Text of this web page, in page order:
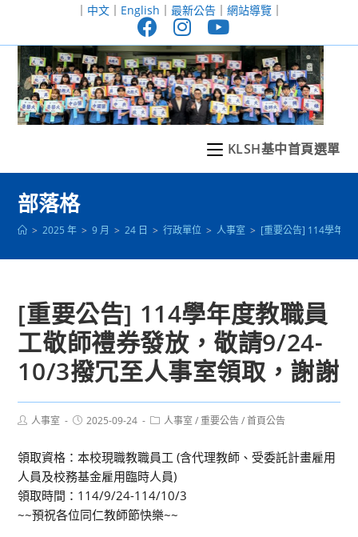
至
｜ 中文｜ English ｜ 最新公告｜ 網站導覽｜
KLSH基中首頁選單
部落格
> 2025 年 > 9 月 > 24 日 > 行政單位 > 人事室 > [重要公告] 114學年度
[重要公告] 114學年度教職員
工敬師禮券發放，敬請9/24-
10/3撥冗至人事室領取，謝謝
Post人事室
Post2025-09-24
Post人事室 / 重要公告 / 首頁公告
領取資格：本校現職教職員工 (含代理教師、受委託計畫雇用
人員及校務基金雇用臨時人員)
領取時間：114/9/24-114/10/3
~~預祝各位同仁教師節快樂~~